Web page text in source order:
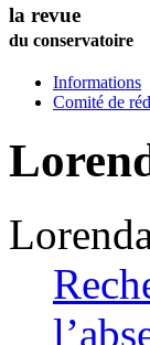
la revue
du conservatoire
Informations
Comité de